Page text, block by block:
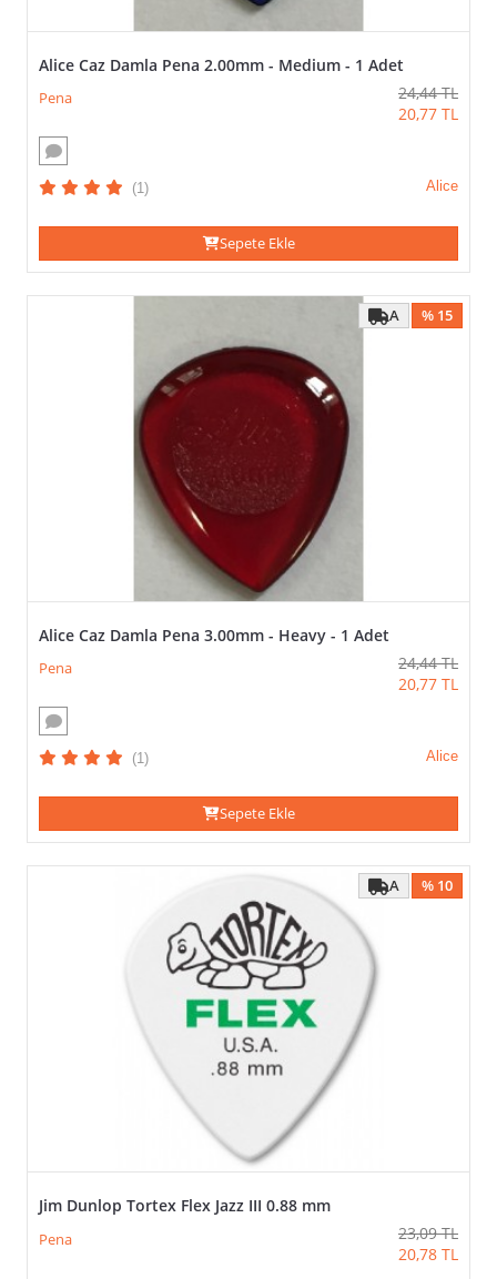
DIĞER
TÜMÜNÜ SEÇ / KALDIR
Alice Caz Damla Pena 2.00mm - Medium - 1 Adet
Pena 24,44 TL
20,77 TL
(1) Alice
Sepete Ekle
% 15
A
Alice Caz Damla Pena 3.00mm - Heavy - 1 Adet
Pena 24,44 TL
20,77 TL
(1) Alice
Sepete Ekle
% 10
A
Jim Dunlop Tortex Flex Jazz III 0.88 mm
Pena 23,09 TL
20,78 TL